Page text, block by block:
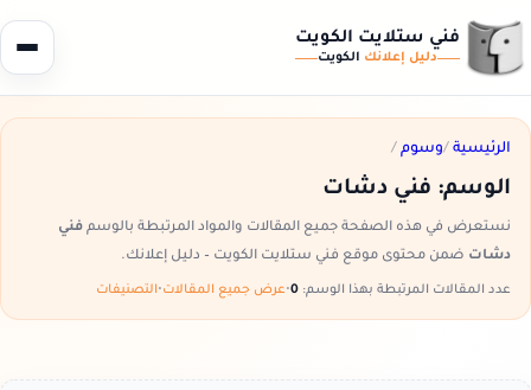
فني ستلايت الكويت
دليل إعلانك الكويت
الرئيسية /وسوم /
الوسم: فني دشات
نستعرض في هذه الصفحة جميع المقالات والمواد المرتبطة بالوسم فني
دشات ضمن محتوى موقع فني ستلايت الكويت – دليل إعلانك.
عدد المقالات المرتبطة بهذا الوسم: •عرض جميع المقالات•التصنيفات